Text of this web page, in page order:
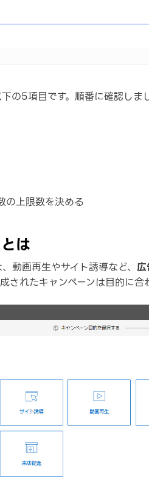
の5項目です。順番に確認しま
の上限数を決める
は
動画再生やサイト誘導など、 広
されたキャンペーンは目的に合